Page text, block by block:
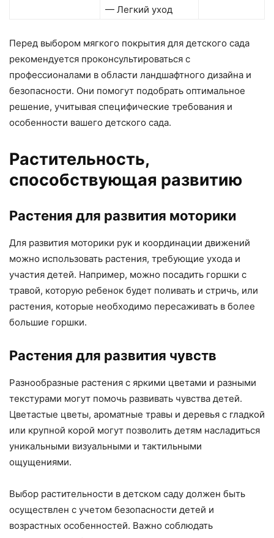
— Легкий уход
Перед выбором мягкого покрытия для детского сада
рекомендуется проконсультироваться с
профессионалами в области ландшафтного дизайна и
безопасности. Они помогут подобрать оптимальное
решение, учитывая специфические требования и
особенности вашего детского сада.
Растительность,
способствующая развитию
Растения для развития моторики
Для развития моторики рук и координации движений
можно использовать растения, требующие ухода и
участия детей. Например, можно посадить горшки с
травой, которую ребенок будет поливать и стричь, или
растения, которые необходимо пересаживать в более
большие горшки.
Растения для развития чувств
Разнообразные растения с яркими цветами и разными
текстурами могут помочь развивать чувства детей.
Цветастые цветы, ароматные травы и деревья с гладкой
или крупной корой могут позволить детям насладиться
уникальными визуальными и тактильными
ощущениями.
Выбор растительности в детском саду должен быть
осуществлен с учетом безопасности детей и
возрастных особенностей. Важно соблюдать